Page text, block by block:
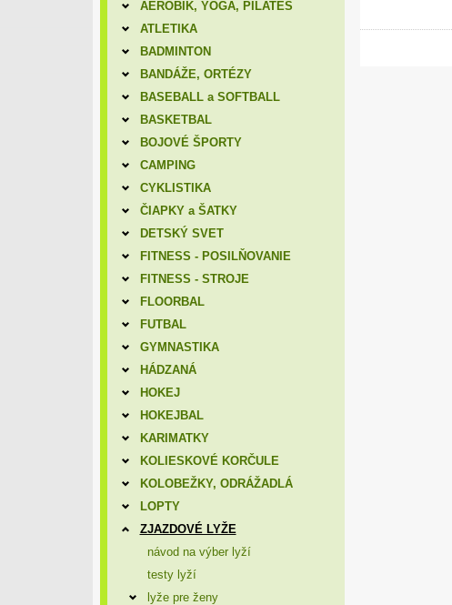
AEROBIK, YOGA, PILATES
ATLETIKA
BADMINTON
BANDÁŽE, ORTÉZY
BASEBALL a SOFTBALL
BASKETBAL
BOJOVÉ ŠPORTY
CAMPING
CYKLISTIKA
ČIAPKY a ŠATKY
DETSKÝ SVET
FITNESS - POSILŇOVANIE
FITNESS - STROJE
FLOORBAL
FUTBAL
GYMNASTIKA
HÁDZANÁ
HOKEJ
HOKEJBAL
KARIMATKY
KOLIESKOVÉ KORČULE
KOLOBEŽKY, ODRÁŽADLÁ
LOPTY
ZJAZDOVÉ LYŽE
návod na výber lyží
testy lyží
lyže pre ženy